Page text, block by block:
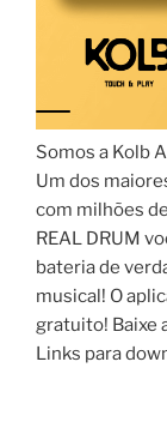
Somos a Kolb
Um dos
com milhões
REAL DRUM
bateria de
musical! O
gratuito! Baixe
Links para